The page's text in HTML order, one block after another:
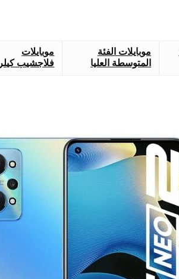
موبايلات الفئة
المتوسطة العليا
موبايلات
فلاجشيب كيلر